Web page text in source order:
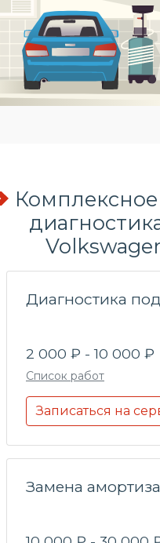
Диагностика
2 000 ₽ - 10 000 ₽
Список работ
Записаться на
Замена